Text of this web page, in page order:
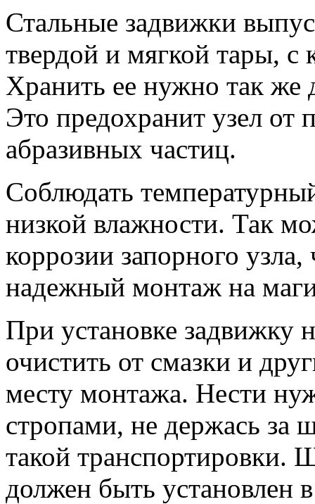
Стальные задвижки
твердой и мягкой тары, с
Хранить ее нужно так же
Это предохранит узел от
абразивных частиц.
Соблюдать
низкой влажности. Так
коррозии запорного
надежный монтаж на
При установке задвижку
очистить от смазки и
месту монтажа. Нести
стропами, не держась за
такой транспортировки.
должен быть установлен